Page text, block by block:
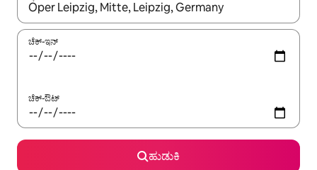
ಫಲಿತಾಂಶಗಳು ಲಭ್ಯವಿರುವಾಗ, ಅಪ್ ಮತ್ತು ಡೌನ್ ಬಾಣದ ಕೀಲಿಗಳೊಂದಿಗೆ
ಚೆಕ್-ಇನ್
ಚೆಕ್-ಔಟ್
ಹುಡುಕಿ